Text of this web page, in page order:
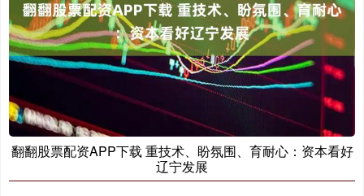
翻翻股票配资APP下载 重技术、盼氛围、育耐心：资本看好
辽宁发展